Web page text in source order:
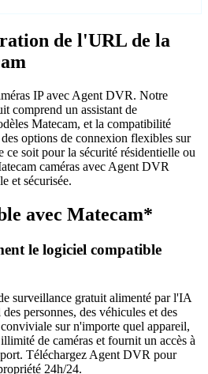
de l'URL de la
IP avec Agent DVR. Notre
comprend un assistant de
Matecam, et la compatibilité
options de connexion flexibles sur
ce soit pour la sécurité résidentielle ou
caméras avec Agent DVR
et sécurisée.
avec Matecam*
le logiciel compatible
surveillance gratuit alimenté par l'IA
personnes, des véhicules et des
sur n'importe quel appareil,
de caméras et fournit un accès à
Téléchargez Agent DVR pour
24h/24.